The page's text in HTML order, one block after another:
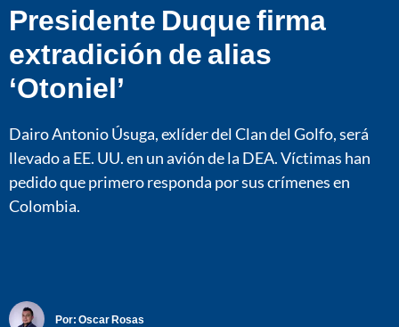
Presidente Duque firma
extradición de alias
‘Otoniel’
Dairo Antonio Úsuga, exlíder del Clan del Golfo, será
llevado a EE. UU. en un avión de la DEA. Víctimas han
pedido que primero responda por sus crímenes en
Colombia.
Por: Oscar Rosas